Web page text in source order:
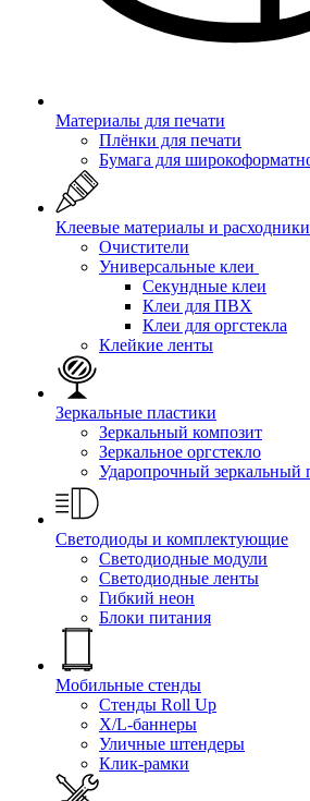
Материалы для печати
Плёнки для печати
Бумага для
Клеевые материалы и расходники
Очистители
Универсальные клеи
Секундные клеи
Клеи для ПВХ
Клеи для оргстекла
Клейкие ленты
Зеркальные пластики
Зеркальный композит
Зеркальное оргстекло
Ударопрочный зеркальный
Светодиоды и комплектующие
Светодиодные модули
Светодиодные ленты
Гибкий неон
Блоки питания
Мобильные стенды
Стенды Roll Up
X/L-баннеры
Уличные штендеры
Клик-рамки